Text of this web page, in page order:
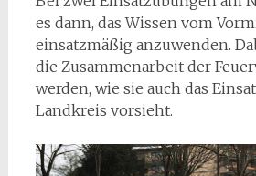
es dann, das Wissen vom
einsatzmäßig anzuwenden.
die Zusammenarbeit der
werden, wie sie auch das
Landkreis vorsieht.